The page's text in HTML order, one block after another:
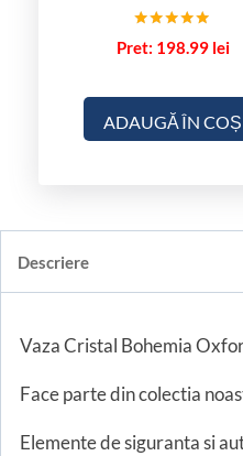
Evaluat la
5.00
198.99 lei
ADAUGĂ ÎN COȘ
Descriere
Vaza Cristal Bohemia
Face parte din colectia
Elemente de siguranta si